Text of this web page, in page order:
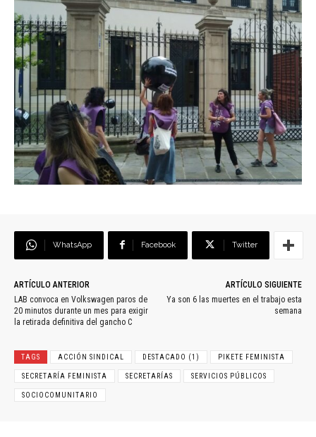
WhatsApp Facebook Twitter
ARTÍCULO ANTERIOR
LAB convoca en Volkswagen paros de
20 minutos durante un mes para exigir
la retirada definitiva del gancho C
ARTÍCULO SIGUIENTE
Ya son 6 las muertes en el trabajo esta
semana
TAGS ACCIÓN SINDICAL DESTACADO (1) PIKETE FEMINISTA
SECRETARÍA FEMINISTA SECRETARÍAS SERVICIOS PÚBLICOS
SOCIOCOMUNITARIO